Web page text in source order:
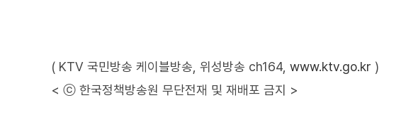
( KTV 국민방송 케이블방송, 위성방송 ch164, www.ktv.go.kr )
< ⓒ 한국정책방송원 무단전재 및 재배포 금지 >